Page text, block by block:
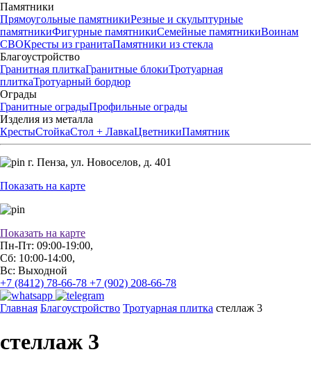
Памятники
Прямоугольные памятникиРезные и скульптурные
памятникиФигурные памятникиСемейные памятникиВоинам
СВОКресты из гранитаПамятники из стекла
Благоустройство
Гранитная плиткаГранитные блокиТротуарная
плиткаТротуарный бордюр
Ограды
Гранитные оградыПрофильные ограды
Изделия из металла
КрестыСтойкаСтол + ЛавкаЦветникиПамятник
г. Пенза, ул. Новоселов, д. 401
Показать на карте
Показать на карте
Пн-Пт: 09:00-19:00,
Сб: 10:00-14:00,
Вс: Выходной
+7 (8412) 78-66-78 +7 (902) 208-66-78
Главная Благоустройство Тротуарная плитка стеллаж 3
стеллаж 3